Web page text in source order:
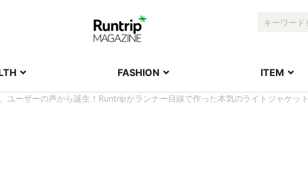
FASHION ITEM
ユーザーの声から誕生！Runtripがランナー目線で作った本気のライトジャケット